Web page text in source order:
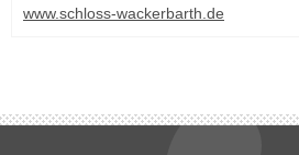
www.schloss-wackerbarth.de